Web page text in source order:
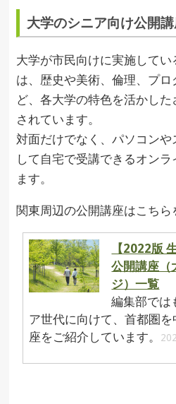
大学のシニア向け公開
大学が市民向けに実施して
は、歴史や美術、倫理、プ
ど、各大学の特色を活かし
されています。
対面だけでなく、パソコン
して自宅で受講できるオン
ます。
関東周辺の公開講座はこちら
【2022版
公開講座（
ジ）一覧
編集部では
ア世代に向けて、首都圏
座をご紹介しています。